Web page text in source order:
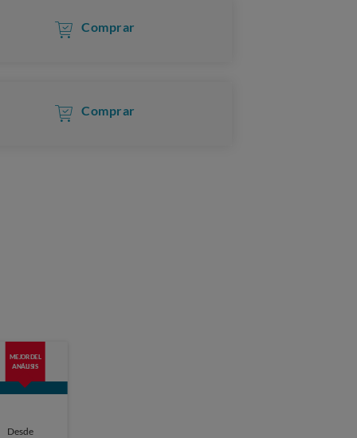
Comprar
Comprar
MEJOR DEL
ANÁLISIS
Desde